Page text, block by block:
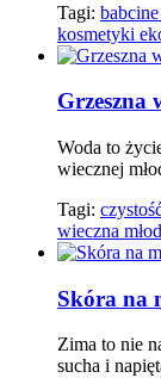
Tagi:
kosmetyki
Grzeszna
Woda to
wiecznej
Tagi:
wieczna
Skóra na
Zima to nie
sucha i